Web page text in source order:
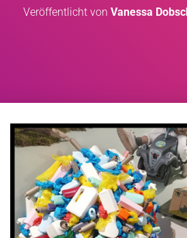
Veröffentlicht von Vanessa